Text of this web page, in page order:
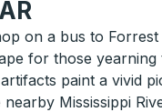
on a bus to
for those
paint a vivid
Mississippi